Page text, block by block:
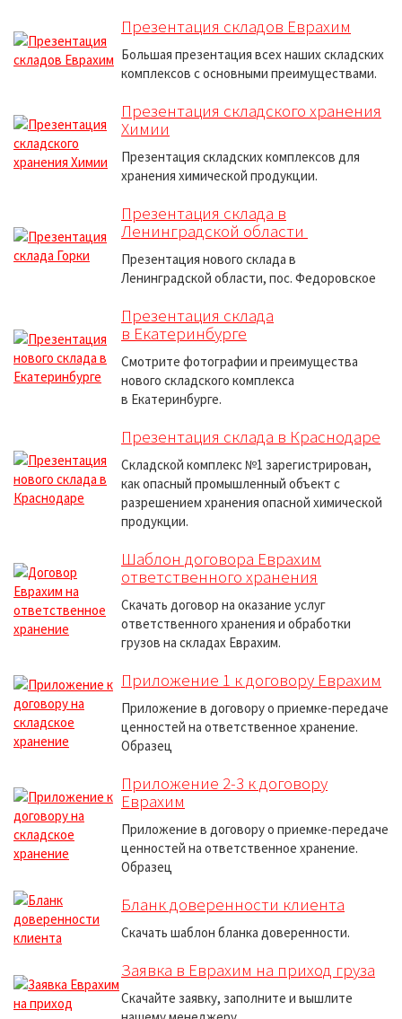
Презентация складов Еврахим
Большая презентация всех наших складских
комплексов с основными преимуществами.
Презентация складского хранения
Химии
Презентация складских комплексов для
хранения химической продукции.
Презентация склада в
Ленинградской области
Презентация нового склада в
Ленинградской области, пос. Федоровское
Презентация склада
в Екатеринбурге
Смотрите фотографии и преимущества
нового складского комплекса
в Екатеринбурге.
Презентация склада в Краснодаре
Складской комплекс №1 зарегистрирован,
как опасный промышленный объект с
разрешением хранения опасной химической
продукции.
Шаблон договора Еврахим
ответственного хранения
Скачать договор на оказание услуг
ответственного хранения и обработки
грузов на складах Еврахим.
Приложение 1 к договору Еврахим
Приложение в договору о приемке-передаче
ценностей на ответственное хранение.
Образец
Приложение 2-3 к договору
Еврахим
Приложение в договору о приемке-передаче
ценностей на ответственное хранение.
Образец
Бланк доверенности клиента
Скачать шаблон бланка доверенности.
Заявка в Еврахим на приход груза
Скачайте заявку, заполните и вышлите